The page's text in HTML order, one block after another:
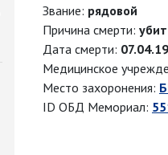
Звание: рядовой
Причина смерти: убит
Дата смерти:
Медицинское
Место захоронения:
ID ОБД Мемориал: